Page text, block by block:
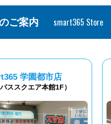
ご案内 smart365 Store
学園都市店
パススクエア本館1F）